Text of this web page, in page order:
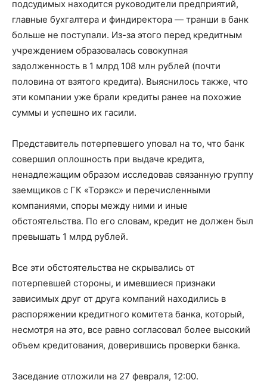
подсудимых находится руководители предприятий,
главные бухгалтера и финдиректора — транши в банк
больше не поступали. Из-за этого перед кредитным
учреждением образовалась совокупная
задолженность в 1 млрд 108 млн рублей (почти
половина от взятого кредита). Выяснилось также, что
эти компании уже брали кредиты ранее на похожие
суммы и успешно их гасили.
Представитель потерпевшего уповал на то, что банк
совершил оплошность при выдаче кредита,
ненадлежащим образом исследовав связанную группу
заемщиков с ГК «Торэкс» и перечисленными
компаниями, споры между ними и иные
обстоятельства. По его словам, кредит не должен был
превышать 1 млрд рублей.
Все эти обстоятельства не скрывались от
потерпевшей стороны, и имевшиеся признаки
зависимых друг от друга компаний находились в
распоряжении кредитного комитета банка, который,
несмотря на это, все равно согласовал более высокий
объем кредитования, доверившись проверки банка.
Заседание отложили на 27 февраля, 12:00.